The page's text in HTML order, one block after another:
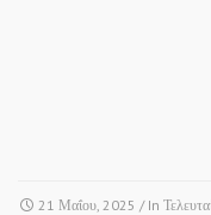
21 Μαΐου, 2025 / In